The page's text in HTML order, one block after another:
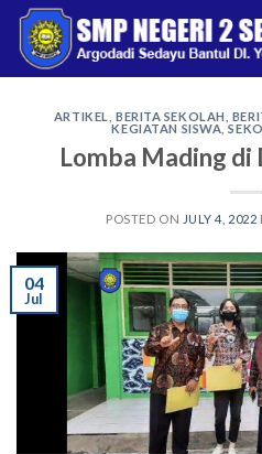
Skip
content
ARTIKEL BERITA SEKOLAH
KEGIATAN SISWA ,
Lomba Mading
POSTED ON JULY 4, 2022
04
Jul